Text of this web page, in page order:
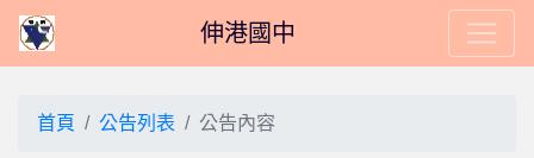
伸港國中
首頁 公告列表 公告內容